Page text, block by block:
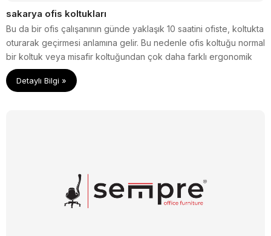
sakarya ofis koltukları
Bu da bir ofis çalışanının günde yaklaşık 10 saatini ofiste, koltukta
oturarak geçirmesi anlamına gelir. Bu nedenle ofis koltuğu normal
bir koltuk veya misafir koltuğundan çok daha farklı ergonomik
özelliklere sahip olmalıdır.
Detaylı Bilgi »